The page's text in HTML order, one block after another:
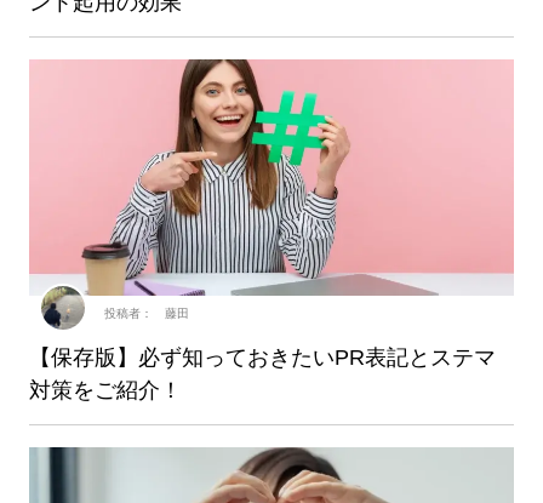
【保存版】必ず知っておきたいPR表記とステマ
対策をご紹介！
投稿者： 藤田